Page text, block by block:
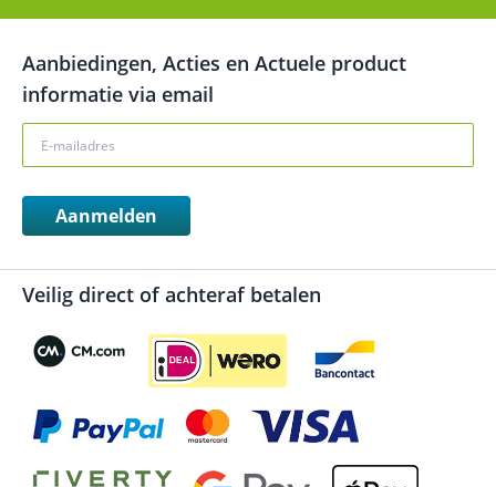
Aanbiedingen, Acties en Actuele product
informatie via email
Aanmelden
Veilig direct of achteraf betalen